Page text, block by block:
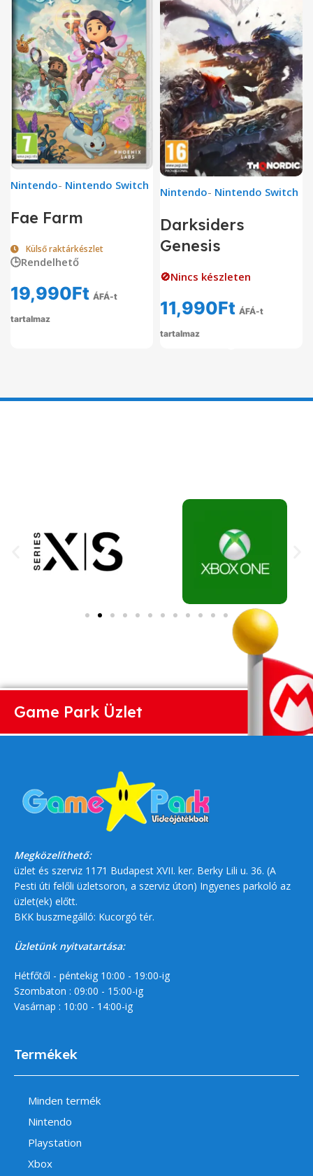
Nintendo- Nintendo Switch
Fae Farm
Külső raktárkészlet
🕒Rendelhető
19,990Ft ÁFÁ-t
tartalmaz
Nintendo- Nintendo Switch
Darksiders
Genesis
🚫Nincs készleten
11,990Ft ÁFÁ-t
tartalmaz
Game Park Üzlet
Megközelíthető:
üzlet és szerviz 1171 Budapest XVII. ker. Berky Lili u. 36. (A
Pesti úti felőli üzletsoron, a szerviz úton) Ingyenes parkoló az
üzlet(ek) előtt.
BKK buszmegálló: Kucorgó tér.
Üzletünk nyitvatartása:
Hétfőtől - péntekig 10:00 - 19:00-ig
Szombaton : 09:00 - 15:00-ig
Vasárnap : 10:00 - 14:00-ig
Termékek
Minden termék
Nintendo
Playstation
Xbox